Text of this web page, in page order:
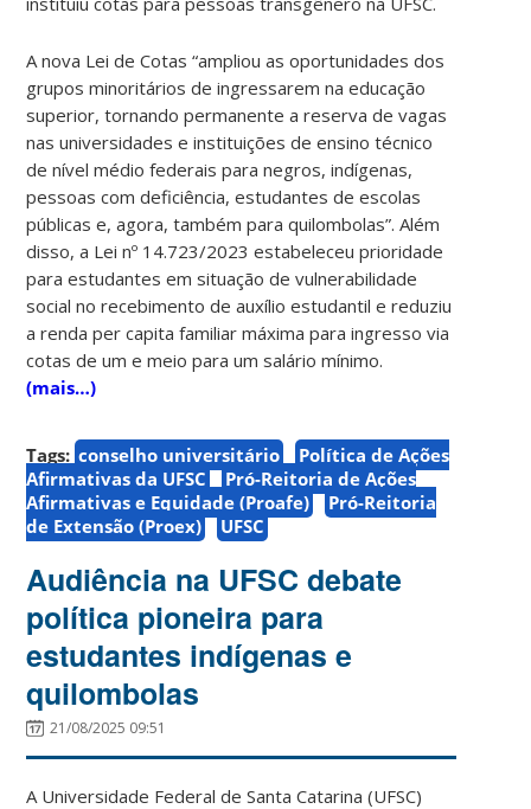
A nova Lei de Cotas “ampliou as oportunidades dos
grupos minoritários de ingressarem na educação
superior, tornando permanente a reserva de vagas
nas universidades e instituições de ensino técnico
de nível médio federais para negros, indígenas,
pessoas com deficiência, estudantes de escolas
públicas e, agora, também para quilombolas”. Além
disso, a Lei nº 14.723/2023 estabeleceu prioridade
para estudantes em situação de vulnerabilidade
social no recebimento de auxílio estudantil e reduziu
a renda per capita familiar máxima para ingresso via
cotas de um e meio para um salário mínimo.
(mais…)
Tags: conselho universitário
Política de Ações
Afirmativas da UFSC
Pró-Reitoria de Ações
Afirmativas e Equidade (Proafe)
Pró-Reitoria
de Extensão (Proex)
UFSC
Audiência na UFSC debate
política pioneira para
estudantes indígenas e
quilombolas
21/08/2025 09:51
A Universidade Federal de Santa Catarina (UFSC)